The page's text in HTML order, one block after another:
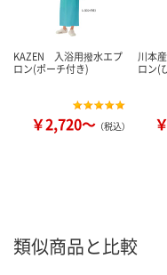
KAZEN 入浴用撥水エプ
ロン(ポーチ付き)
￥2,720～ （税込）
川本
ロン(
類似商品と比較